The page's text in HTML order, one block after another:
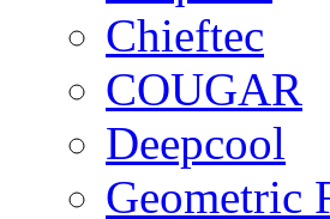
Chieftec
COUGAR
Deepcool
Geometric